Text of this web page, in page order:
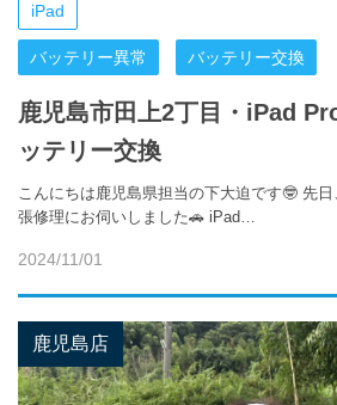
iPad
バッテリー異常 バッテリー交換
鹿児島市田上2丁目・iPad
ッテリー交換
こんにちは鹿児島県担当の下大迫です🤓 先
張修理にお伺いしました🚗 iPad…
2024/11/01
鹿児島店